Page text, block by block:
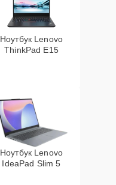
Ноутбук Lenovo
ThinkPad E15
Ноутбук Lenovo
IdeaPad Slim 5